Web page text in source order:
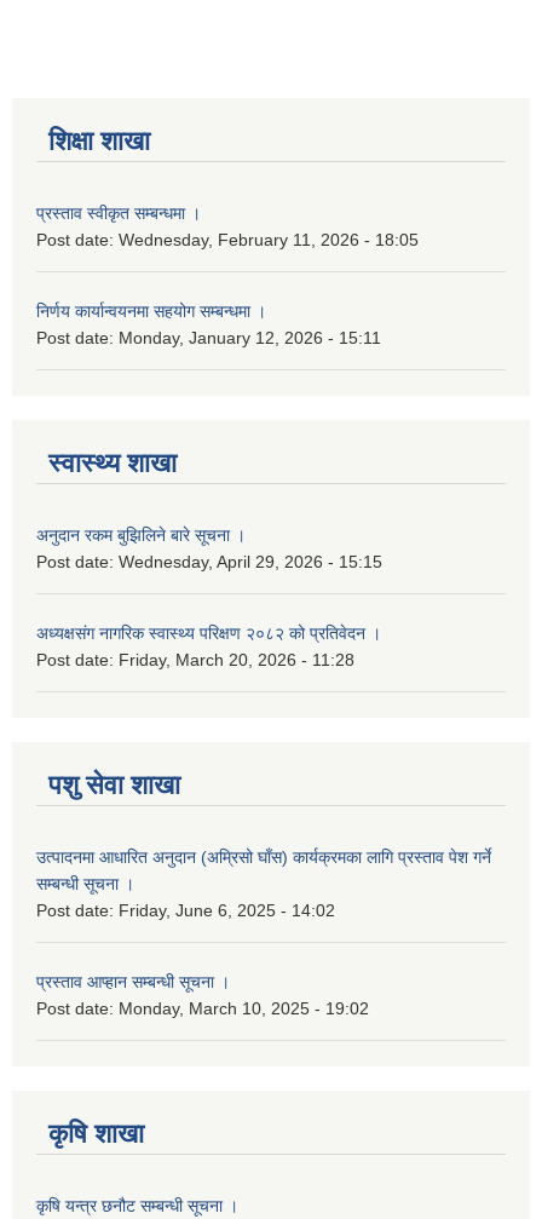
शिक्षा शाखा
प्रस्ताव स्वीकृत सम्बन्धमा ।
Post date: Wednesday, February 11, 2026 - 18:05
निर्णय कार्यान्वयनमा सहयोग सम्बन्धमा ।
Post date: Monday, January 12, 2026 - 15:11
स्वास्थ्य शाखा
अनुदान रकम बुझिलिने बारे सूचना ।
Post date: Wednesday, April 29, 2026 - 15:15
अध्यक्षसंग नागरिक स्वास्थ्य परिक्षण २०८२ को प्रतिवेदन ।
Post date: Friday, March 20, 2026 - 11:28
पशु सेवा शाखा
उत्पादनमा आधारित अनुदान (अम्रिसो घाँस) कार्यक्रमका लागि प्रस्ताव पेश गर्ने
सम्बन्धी सूचना ।
Post date: Friday, June 6, 2025 - 14:02
प्रस्ताव आप्हान सम्बन्धी सूचना ।
Post date: Monday, March 10, 2025 - 19:02
कृषि शाखा
कृषि यन्त्र छनौट सम्बन्धी सूचना ।